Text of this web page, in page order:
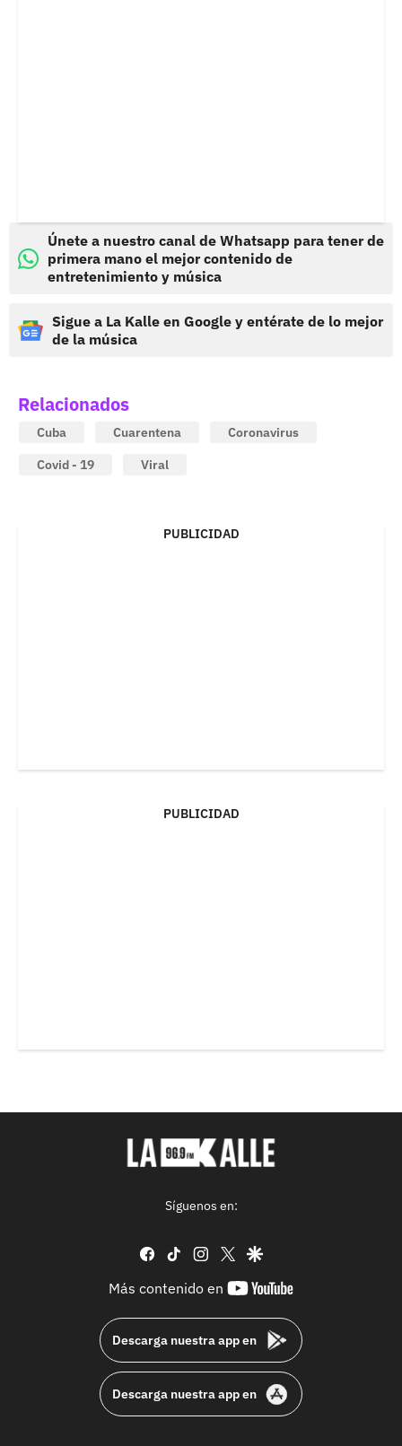
Únete a nuestro canal de Whatsapp para tener de
primera mano el mejor contenido de
entretenimiento y música
Sigue a La Kalle en Google y entérate de lo mejor
de la música
Relacionados
Cuba Cuarentena
Coronavirus
Covid - 19
Viral
PUBLICIDAD
PUBLICIDAD
Síguenos en:
facebook
tiktok instagram
twittergoogle
Más contenido en
youtube-
Descarga nuestra app en
Descarga nuestra app en